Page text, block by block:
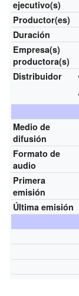
ejecutivo(s)
Productor(es)
Duración
Empresa(s)
productora(s)
Distribuidor
Medio de
difusión
Formato de
audio
Primera
emisión
Última emisión